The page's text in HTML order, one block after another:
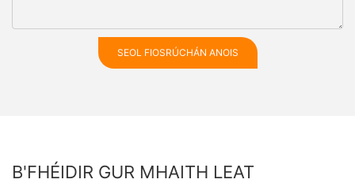
SEOL FIOSRÚCHÁN ANOIS
B'FHÉIDIR GUR MHAITH LEAT